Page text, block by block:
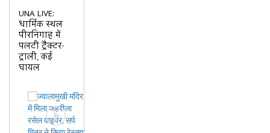
UNA LIVE:
धार्मिक स्थल
पीरनिगाह में
पलटी ट्रैक्टर-
ट्राली, कई
घायल